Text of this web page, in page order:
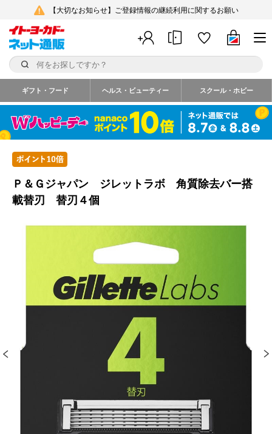
【大切なお知らせ】ご登録情報の継続利用に関するお願い
ギフト・フード ヘルス・ビューティー スクール・ホビー
Ｐ＆Ｇジャパン ジレットラボ 角質除去バー搭
載替刃 替刃４個